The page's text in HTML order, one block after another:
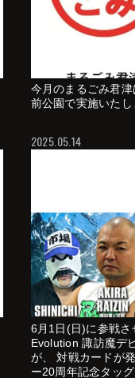
今月のまるごみ君
前公園で実施いたし
2025.05.14
6月1日(日)に参戦
Evolution 諏訪魔デ
が、 対戦カードが
ー20周年記念タッ